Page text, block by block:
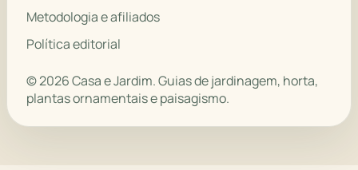
Metodologia e afiliados
Política editorial
© 2026 Casa e Jardim. Guias de jardinagem, horta,
plantas ornamentais e paisagismo.